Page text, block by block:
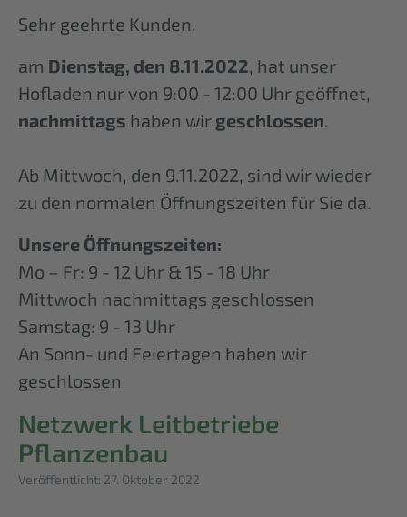
Sehr geehrte Kunden,
am Dienstag, den 8.11.2022, hat unser
Hofladen nur von 9:00 - 12:00 Uhr geöffnet,
nachmittags haben wir geschlossen.
Ab Mittwoch, den 9.11.2022, sind wir wieder
zu den normalen Öffnungszeiten für Sie da.
Unsere Öffnungszeiten:
Mo – Fr: 9 - 12 Uhr & 15 - 18 Uhr
Mittwoch nachmittags geschlossen
Samstag: 9 - 13 Uhr
An Sonn- und Feiertagen haben wir
geschlossen
Netzwerk Leitbetriebe
Pflanzenbau
Details
Veröffentlicht: 27. Oktober 2022